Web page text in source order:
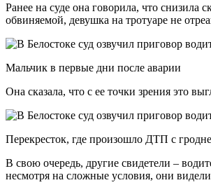
Ранее на суде она говорила, что снизила
обвиняемой, девушка на тротуаре не
Мальчик в первые дни после аварии
Она сказала, что с ее точки зрения это
Перекресток, где произошло ДТП с
В свою очередь, другие свидетели –
несмотря на сложные условия, они